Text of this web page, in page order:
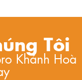
Tôi
Khánh Hoà